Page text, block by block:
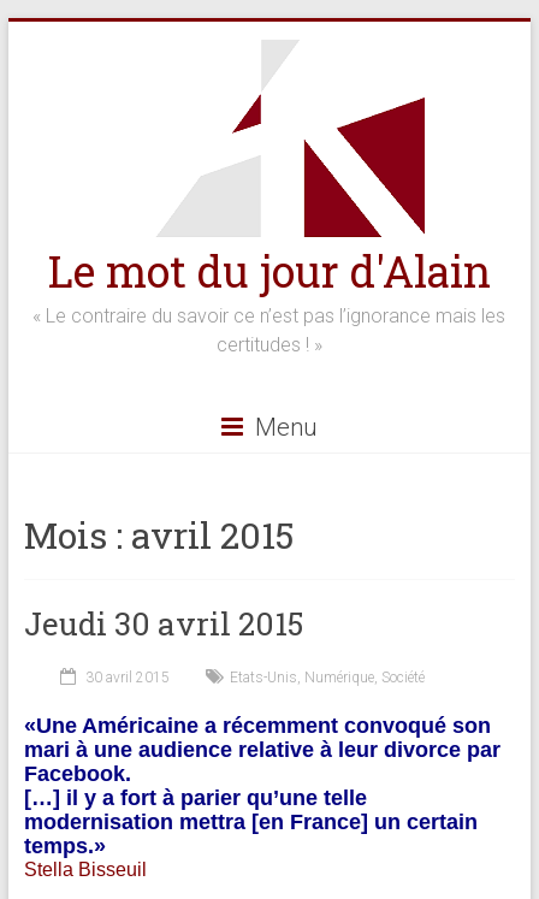
Le mot du jour d'Alain
« Le contraire du savoir ce n’est pas l’ignorance mais les
certitudes ! »
Menu
Mois : avril 2015
Jeudi 30 avril 2015
30 avril 2015 Etats-Unis, Numérique, Société
«Une Américaine a récemment convoqué son
mari à une audience relative à leur divorce par
Facebook.
[…] il y a fort à parier qu’une telle
modernisation mettra [en France] un certain
temps.»
Stella Bisseuil